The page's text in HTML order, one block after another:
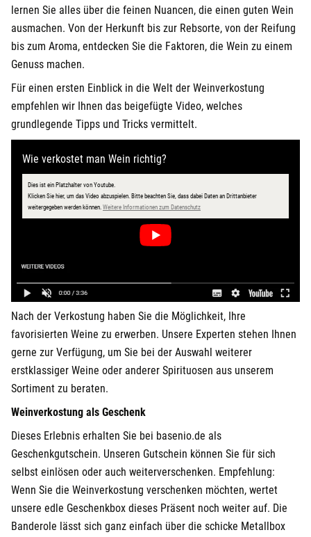
lernen Sie alles über die feinen Nuancen, die einen guten Wein
ausmachen. Von der Herkunft bis zur Rebsorte, von der Reifung
bis zum Aroma, entdecken Sie die Faktoren, die Wein zu einem
Genuss machen.
Für einen ersten Einblick in die Welt der Weinverkostung
empfehlen wir Ihnen das beigefügte Video, welches
grundlegende Tipps und Tricks vermittelt.
Wie verkostet man Wein richtig?
Dies ist ein Platzhalter von Youtube.
Klicken Sie hier, um das Video abzuspielen. Bitte beachten Sie, dass dabei Daten an Drittanbieter
weitergegeben werden können. Weitere Informationen zum Datenschutzöffnet in neuem Fenster
Nach der Verkostung haben Sie die Möglichkeit, Ihre
favorisierten Weine zu erwerben. Unsere Experten stehen Ihnen
gerne zur Verfügung, um Sie bei der Auswahl weiterer
erstklassiger Weine oder anderer Spirituosen aus unserem
Sortiment zu beraten.
Weinverkostung als Geschenk
Dieses Erlebnis erhalten Sie bei basenio.de als
Geschenkgutschein. Unseren Gutschein können Sie für sich
selbst einlösen oder auch weiterverschenken. Empfehlung:
Wenn Sie die Weinverkostung verschenken möchten, wertet
unsere edle Geschenkbox dieses Präsent noch weiter auf. Die
Banderole lässt sich ganz einfach über die schicke Metallbox